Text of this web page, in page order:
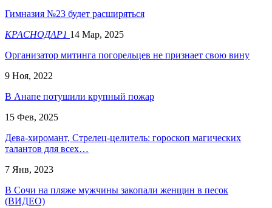
Гимназия №23 будет расширяться
КРАСНОДАР1 14 Мар, 2025
Организатор митинга погорельцев не признает свою вину
9 Ноя, 2022
В Анапе потушили крупный пожар
15 Фев, 2025
Дева-хиромант, Стрелец-целитель: гороскоп магических
талантов для всех…
7 Янв, 2023
В Сочи на пляже мужчины закопали женщин в песок
(ВИДЕО)